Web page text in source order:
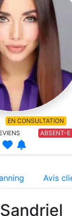
EN CONSULTATION
ABSENT-E
Avis